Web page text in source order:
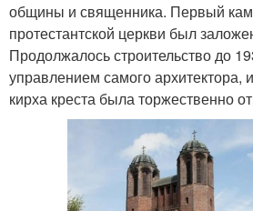
общины и священника. Первый
протестантской церкви был
Продолжалось строительство до
управлением самого архитектора,
кирха креста была торжественно